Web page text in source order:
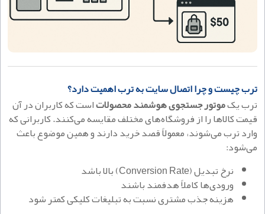
ترب چیست و چرا اتصال سایت به ترب اهمیت دارد؟
ترب یکموتور جستجوی هوشمند محصولاتاست که کاربران در آن
قیمت کالاها را از فروشگاه‌های مختلف مقایسه می‌کنند. کاربرانی که
وارد ترب می‌شوند، معمولاً قصد خرید دارند و همین موضوع باعث
می‌شود:
نرخ تبدیل (Conversion Rate) بالا باشد
ورودی‌ها کاملاً هدفمند باشند
هزینه جذب مشتری نسبت به تبلیغات کلیکی کمتر شود